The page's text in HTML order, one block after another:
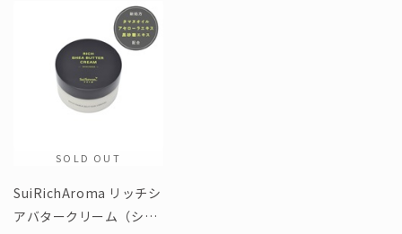
SOLD OUT
SuiRichAroma リッチシ
アバタークリーム（シー